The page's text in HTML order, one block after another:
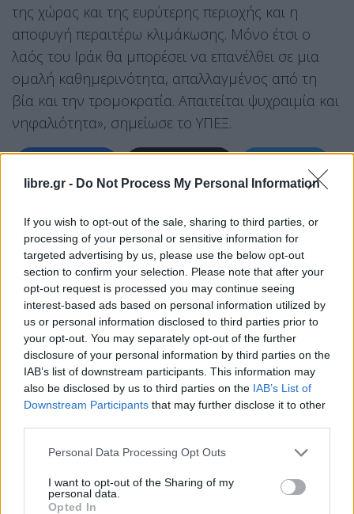
libre.gr - Do Not Process My Personal Information
If you wish to opt-out of the sale, sharing to third parties, or
processing of your personal or sensitive information for
targeted advertising by us, please use the below opt-out
section to confirm your selection. Please note that after your
opt-out request is processed you may continue seeing
interest-based ads based on personal information utilized by
us or personal information disclosed to third parties prior to
your opt-out. You may separately opt-out of the further
disclosure of your personal information by third parties on the
IAB’s list of downstream participants. This information may
also be disclosed by us to third parties on the IAB’s List of
Downstream Participants that may further disclose it to other
Personal Data Processing Opt Outs
I want to opt-out of the Sharing of my
personal data.
Opted In
της χώρας και της ευρύτερης περιοχής και η
αποφυγή περαιτέρω κλιμάκωσης. Μόνο έτσι ο
λαός του Ιράκ θα μπορέσει να επανέλθει σε μια
ομαλή καθημερινότητα, απαλλαγμένος από τη
βία και την τρομοκρατία. Απαιτείται ψυχραιμία και
νηφαλιότητα», σημείωσε το ΥΠΕΞ.
Tags: Ιράκ
Σχετικά Άρθρα